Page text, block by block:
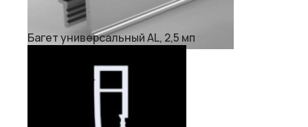
Багет универсальный AL, 2,5 мп